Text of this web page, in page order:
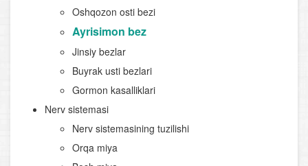
Oshqozon osti bezi
Ayrisimon bez
Jinsiy bezlar
Buyrak usti bezlari
Gormon kasalliklari
Nerv sistemasi
Nerv sistemasining tuzilishi
Orqa miya